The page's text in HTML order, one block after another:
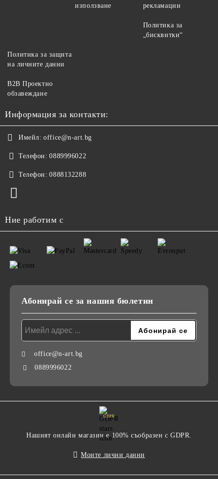
използване
рекламации
Политика за
„бисквитки“
Политика за защита
на личните данни
B2B Проектно
обзавеждане
Информация за контакти:
Имейл: office@n-art.bg
Телефон: 0889996022
Телефон: 0888132288
Ние работим с
Абонирай се за нашия бюлетин
office@n-art.bg
0889996022
GDPR
Нашият онлайн магазин е 100% съобразен с GDPR.
Моите лични данни